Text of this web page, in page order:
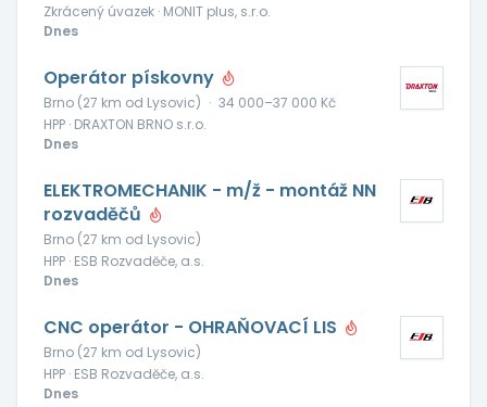
Zkrácený úvazek · MONIT plus, s.r.o.
Dnes
Operátor pískovny
Brno (27 km od Lysovic) · 34 000–37 000 Kč
HPP · DRAXTON BRNO s.r.o.
Dnes
ELEKTROMECHANIK - m/ž - montáž NN
rozvaděčů
Brno (27 km od Lysovic)
HPP · ESB Rozvaděče, a.s.
Dnes
CNC operátor - OHRAŇOVACÍ LIS
Brno (27 km od Lysovic)
HPP · ESB Rozvaděče, a.s.
Dnes